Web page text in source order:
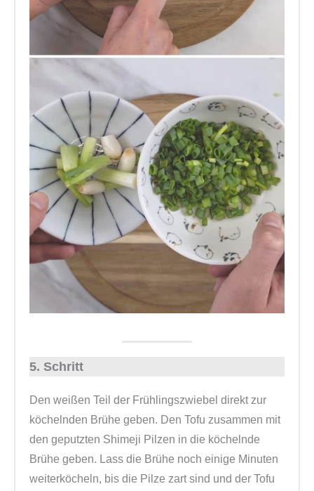
5. Schritt
Den weißen Teil der Frühlingszwiebel direkt zur
köchelnden Brühe geben. Den Tofu zusammen mit
den geputzten Shimeji Pilzen in die köchelnde
Brühe geben. Lass die Brühe noch einige Minuten
weiterköcheln, bis die Pilze zart sind und der Tofu